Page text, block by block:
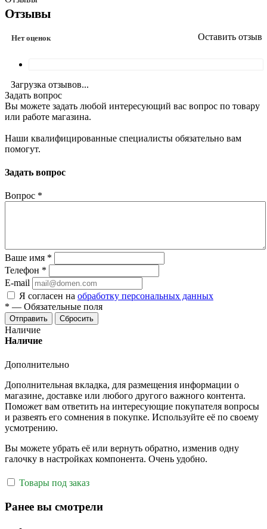
Отзывы
Нет оценок Оставить отзыв
Загрузка отзывов...
Задать вопрос
Вы можете задать любой интересующий вас вопрос по товару
или работе магазина.
Наши квалифицированные специалисты обязательно вам
помогут.
Задать вопрос
Вопрос *
Ваше имя *
Телефон *
E-mail
Я согласен на обработку персональных данных
* — Обязательные поля
Отправить Сбросить
Наличие
Наличие
Дополнительно
Дополнительная вкладка, для размещения информации о
магазине, доставке или любого другого важного контента.
Поможет вам ответить на интересующие покупателя вопросы
и развеять его сомнения в покупке. Используйте её по своему
усмотрению.
Вы можете убрать её или вернуть обратно, изменив одну
галочку в настройках компонента. Очень удобно.
Товары под заказ
Ранее вы смотрели